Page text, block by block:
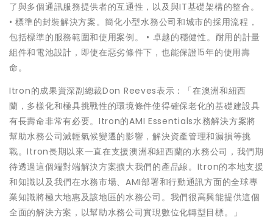
了與多個通訊服務提供者的互通性，以及與IT基礎架構的整合。
• 標準的封裝解決方案。簡化小型水務公司和城市的採用流程，
包括標準的服務範圍和使用案例。 • 卓越的穩健性。耐用的計量
組件和電池設計，即使在惡劣條件下，也能保證15年的使用壽
命。
Itron的成果資深副總裁Don Reeves表示：「在澳洲和紐西
蘭，多樣化和極具挑戰性的環境條件使得確保老化的基礎建設具
有長壽命非常有必要。Itron的AMI Essentials水務解決方案將
幫助水務公司減輕氣候變遷的影響，解決資產管理和漏損等挑
戰。Itron長期以來一直在支援澳洲和紐西蘭的水務公司，我們期
待透過這個端對端解決方案擴大我們的產品線。Itron的本地支援
和知識以及我們在水務市場、AMI部署和行動通訊方面的全球專
業知識將極大地惠及該地區的水務公司。我們很高興能提供這個
全面的解決方案，以幫助水務公司實現數位化轉型目標。」